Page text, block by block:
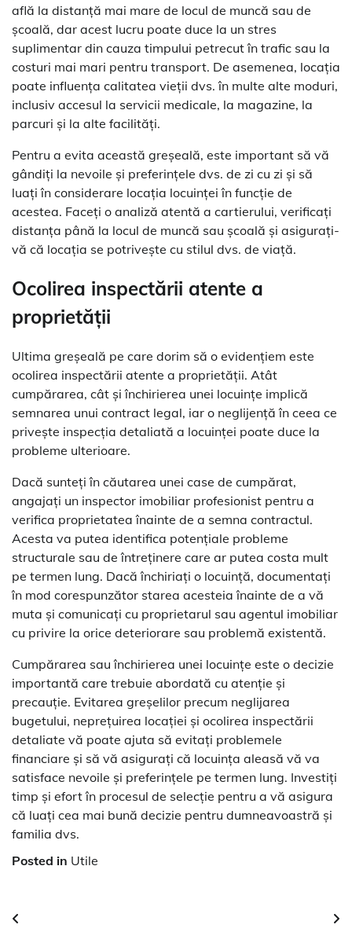
află la distanță mai mare de locul de muncă sau de
școală, dar acest lucru poate duce la un stres
suplimentar din cauza timpului petrecut în trafic sau la
costuri mai mari pentru transport. De asemenea, locația
poate influența calitatea vieții dvs. în multe alte moduri,
inclusiv accesul la servicii medicale, la magazine, la
parcuri și la alte facilități.
Pentru a evita această greșeală, este important să vă
gândiți la nevoile și preferințele dvs. de zi cu zi și să
luați în considerare locația locuinței în funcție de
acestea. Faceți o analiză atentă a cartierului, verificați
distanța până la locul de muncă sau școală și asigurați-
vă că locația se potrivește cu stilul dvs. de viață.
Ocolirea inspectării atente a
proprietății
Ultima greșeală pe care dorim să o evidențiem este
ocolirea inspectării atente a proprietății. Atât
cumpărarea, cât și închirierea unei locuințe implică
semnarea unui contract legal, iar o neglijență în ceea ce
privește inspecția detaliată a locuinței poate duce la
probleme ulterioare.
Dacă sunteți în căutarea unei case de cumpărat,
angajați un inspector imobiliar profesionist pentru a
verifica proprietatea înainte de a semna contractul.
Acesta va putea identifica potențiale probleme
structurale sau de întreținere care ar putea costa mult
pe termen lung. Dacă închiriați o locuință, documentați
în mod corespunzător starea acesteia înainte de a vă
muta și comunicați cu proprietarul sau agentul imobiliar
cu privire la orice deteriorare sau problemă existentă.
Cumpărarea sau închirierea unei locuințe este o decizie
importantă care trebuie abordată cu atenție și
precauție. Evitarea greșelilor precum neglijarea
bugetului, neprețuirea locației și ocolirea inspectării
detaliate vă poate ajuta să evitați problemele
financiare și să vă asigurați că locuința aleasă vă va
satisface nevoile și preferințele pe termen lung. Investiți
timp și efort în procesul de selecție pentru a vă asigura
că luați cea mai bună decizie pentru dumneavoastră și
familia dvs.
Posted in Utile
Navigare